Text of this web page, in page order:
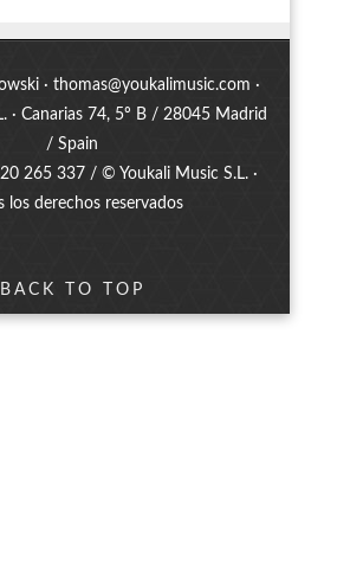
· thomas@youkalimusic.com ·
· Canarias 74, 5º B / 28045 Madrid
/ Spain
265 337 / © Youkali Music S.L. ·
los derechos reservados
BACK TO TOP